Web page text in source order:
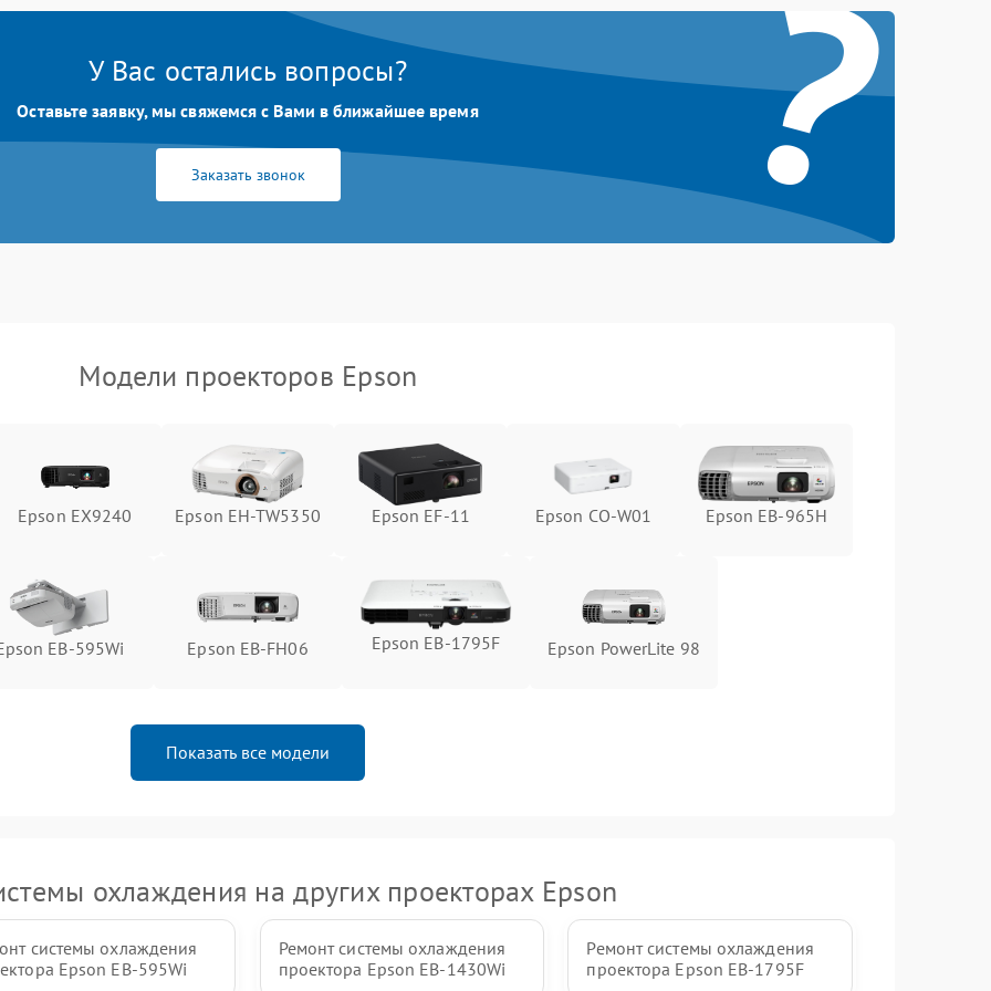
Неравномерная подсветка экрана 1 год
Не работает автоматическая
коррекция трапеции (Keystone)
Подробнее →
Проблемы с масштабированием
Подробнее →
?
У Вас остались вопросы?
Оставьте заявку, мы свяжемся с Вами в ближайшее время
Заказать звонок
Модели проекторов Epson
Epson EX9240 Epson EH-TW5350 Epson EF-11 Epson CO-W01 Epson EB-965H
EB-595Wi Epson EB-FH06 Epson EB-1795F Epson PowerLite 98
Показать все модели
охлаждения на других проекторах Epson
системы охлаждения
Epson EB-595Wi
Ремонт системы охлаждения
проектора Epson EB-1430Wi
Ремонт системы охлаждения
проектора Epson EB-1795F